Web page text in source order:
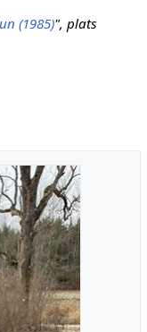
(1985)", plats